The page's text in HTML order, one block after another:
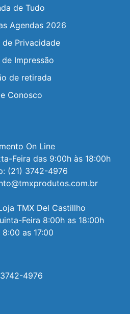
de Tudo
Agendas 2026
de Privacidade
Impressão
de retirada
Conosco
On Line
Feira das 9:00h às 18:00h
(21) 3742-4976
TMX Del Castillho
Feira 8:00h as 18:00h
8:00 as 17:00
4976